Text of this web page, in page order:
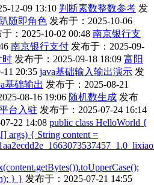
12-09 13:10 判断素数整数参考 发
随即角色 发布于：2025-10-06
：2025-10-02 00:48 南京银行支
南京银行支付 发布于：2025-09-
时 发布于：2025-09-18 18:09 富阳
11 20:35 java基础输入输出演示 发
基础输出 发布于：2025-08-21
08-16 19:06 随机数生成 发布
台入驻 发布于：2025-07-24 16:14
22 14:08 public class HelloWorld {
args) { String content =
} } 发布于：2025-07-21 14:55